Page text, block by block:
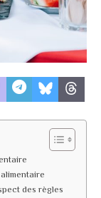
des règles